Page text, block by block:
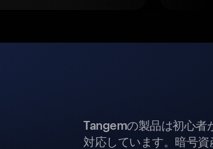
Tangemの製品は初心者
対応しています。暗号